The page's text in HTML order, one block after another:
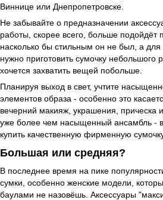
Виннице или Днепропетровске.
Не забывайте о предназначении
работы, скорее всего, больше подойдёт
насколько бы стильным он не был, а для
нужно приготовить сумочку небольшого
хочется захватить вещей побольше.
Планируя выход в свет, учтите
элементов образа - особенно это
вечерний макияж, украшения, прическа
уже более чем насыщенный ансамбль - в
купить качественную фирменную
Большая или средняя?
В последнее время на пике
сумки, особенно женские модели,
баулами не назовёшь. Аксессуары